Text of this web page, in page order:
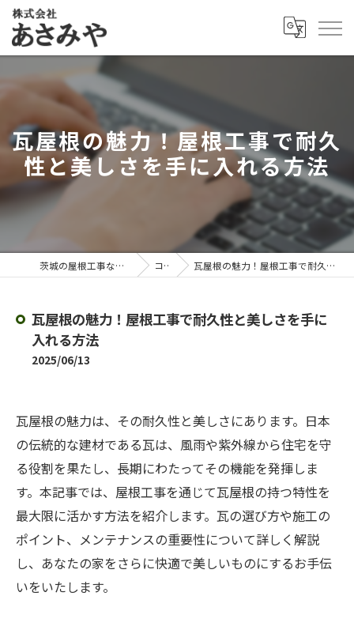
瓦屋根の魅力！屋根工事で耐久
性と美しさを手に入れる方法
茨城の屋根工事なら株式会社あさみや コラム 瓦屋根の魅力！屋根工事で耐久性と美しさを手に入れる方法
瓦屋根の魅力！屋根工事で耐久性と美しさを手に
入れる方法
2025/06/13
瓦屋根の魅力は、その耐久性と美しさにあります。日本
の伝統的な建材である瓦は、風雨や紫外線から住宅を守
る役割を果たし、長期にわたってその機能を発揮しま
す。本記事では、屋根工事を通じて瓦屋根の持つ特性を
最大限に活かす方法を紹介します。瓦の選び方や施工の
ポイント、メンテナンスの重要性について詳しく解説
し、あなたの家をさらに快適で美しいものにするお手伝
いをいたします。